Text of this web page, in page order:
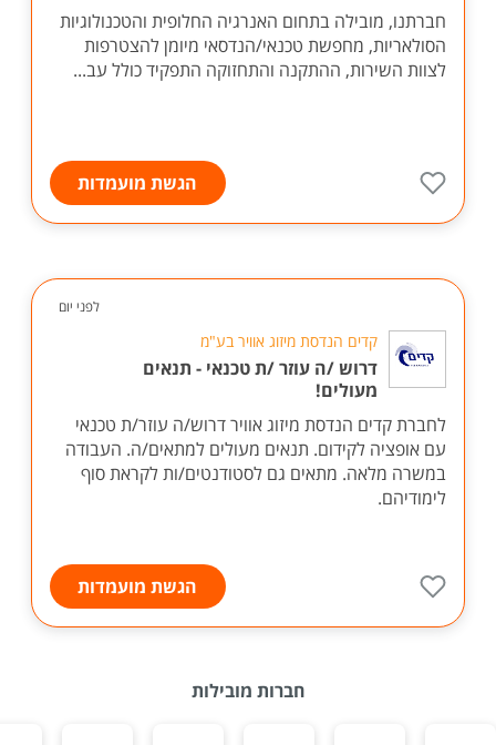
חברתנו, מובילה בתחום האנרגיה החלופית והטכנולוגיות
הסולאריות, מחפשת טכנאי/הנדסאי מיומן להצטרפות
לצוות השירות, ההתקנה והתחזוקה התפקיד כולל עב...
הגשת מועמדות
לפני יום
קדים הנדסת מיזוג אוויר בע"מ
דרוש /ה עוזר /ת טכנאי - תנאים
מעולים!
לחברת קדים הנדסת מיזוג אוויר דרוש/ה עוזר/ת טכנאי
עם אופציה לקידום. תנאים מעולים למתאים/ה. העבודה
במשרה מלאה. מתאים גם לסטודנטים/ות לקראת סוף
לימודיהם.
הגשת מועמדות
חברות מובילות